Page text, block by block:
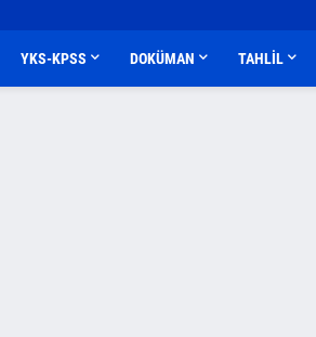
YKS-KPSS DOKÜMAN TAHLİL